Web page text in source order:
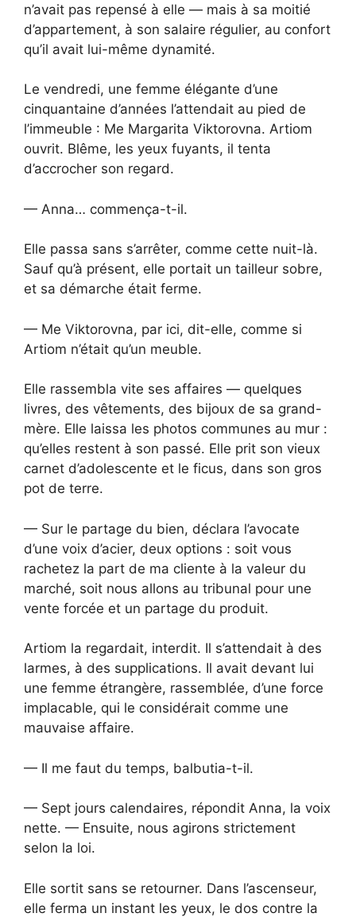
n’avait pas repensé à elle — mais à sa moitié
d’appartement, à son salaire régulier, au confort
qu’il avait lui-même dynamité.
Le vendredi, une femme élégante d’une
cinquantaine d’années l’attendait au pied de
l’immeuble : Me Margarita Viktorovna. Artiom
ouvrit. Blême, les yeux fuyants, il tenta
d’accrocher son regard.
— Anna… commença-t-il.
Elle passa sans s’arrêter, comme cette nuit-là.
Sauf qu’à présent, elle portait un tailleur sobre,
et sa démarche était ferme.
— Me Viktorovna, par ici, dit-elle, comme si
Artiom n’était qu’un meuble.
Elle rassembla vite ses affaires — quelques
livres, des vêtements, des bijoux de sa grand-
mère. Elle laissa les photos communes au mur :
qu’elles restent à son passé. Elle prit son vieux
carnet d’adolescente et le ficus, dans son gros
pot de terre.
— Sur le partage du bien, déclara l’avocate
d’une voix d’acier, deux options : soit vous
rachetez la part de ma cliente à la valeur du
marché, soit nous allons au tribunal pour une
vente forcée et un partage du produit.
Artiom la regardait, interdit. Il s’attendait à des
larmes, à des supplications. Il avait devant lui
une femme étrangère, rassemblée, d’une force
implacable, qui le considérait comme une
mauvaise affaire.
— Il me faut du temps, balbutia-t-il.
— Sept jours calendaires, répondit Anna, la voix
nette. — Ensuite, nous agirons strictement
selon la loi.
Elle sortit sans se retourner. Dans l’ascenseur,
elle ferma un instant les yeux, le dos contre la